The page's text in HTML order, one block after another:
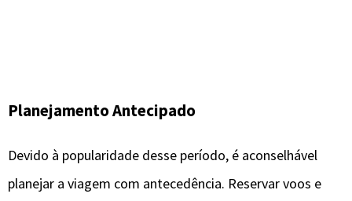
Planejamento Antecipado
Devido à popularidade desse período, é aconselhável
planejar a viagem com antecedência. Reservar voos e